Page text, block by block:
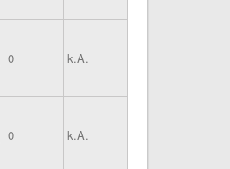
0 k.A.
0 k.A.